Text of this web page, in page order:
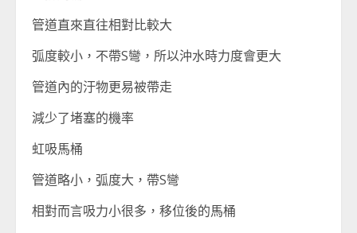
管道直來直往相對比較大
弧度較小，不帶S彎，所以沖水時力度會更大
管道內的汙物更易被帶走
減少了堵塞的機率
虹吸馬桶
管道略小，弧度大，帶S彎
相對而言吸力小很多，移位後的馬桶